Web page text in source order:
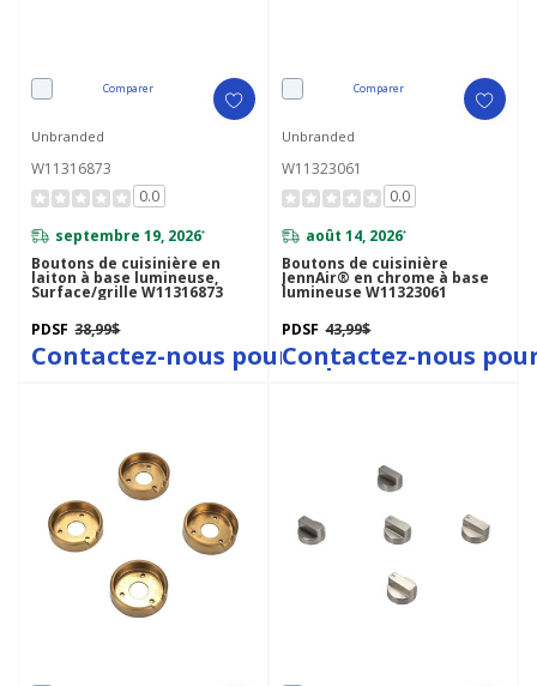
Comparer
Unbranded
W11316873
0.0
septembre 19, 2026*
Boutons de cuisinière en
laiton à base lumineuse,
Surface/grille W11316873
PDSF 38,99$
Contactez-nous pour le prix
Comparer
Unbranded
W11323061
0.0
août 14, 2026*
Boutons de cuisinière
JennAir® en chrome à base
lumineuse W11323061
PDSF 43,99$
Contactez-nous